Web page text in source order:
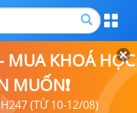
MUA KHOÁ HỌC
MUỐN❗
(TỪ 10-12/08)